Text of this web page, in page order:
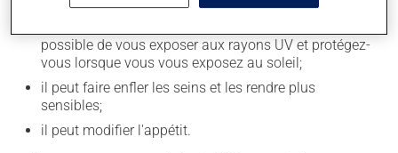
il peut rendre votre peau plus sensible aux rayons UV
possible de vous exposer aux rayons UV et protégez-
vous lorsque vous vous exposez au soleil;
il peut faire enfler les seins et les rendre plus
sensibles;
il peut modifier l'appétit.